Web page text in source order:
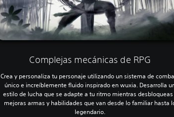
Complejas mecánicas de RPG
Crea y personaliza tu personaje utilizando un sistema de
único e increíblemente fluido inspirado en wuxia. Desarrolla
estilo de lucha que se adapte a tu ritmo mientras desbloqueas
mejoras armas y habilidades que van desde lo familiar hasta
legendario.